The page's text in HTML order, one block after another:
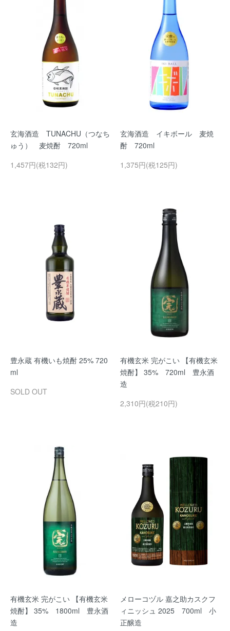
玄海酒造 TUNACHU（つなち
ゅう） 麦焼酎 720ml
1,457円(税132円)
玄海酒造 イキボール 麦焼
酎 720ml
1,375円(税125円)
豊永蔵 有機いも焼酎 25% 720
ml
SOLD OUT
有機玄米 完がこい 【有機玄米
焼酎】 35% 720ml 豊永酒
造
2,310円(税210円)
有機玄米 完がこい 【有機玄米
焼酎】 35% 1800ml 豊永酒
造
メローコヅル 嘉之助カスクフ
ィニッシュ 2025 700ml 小
正醸造